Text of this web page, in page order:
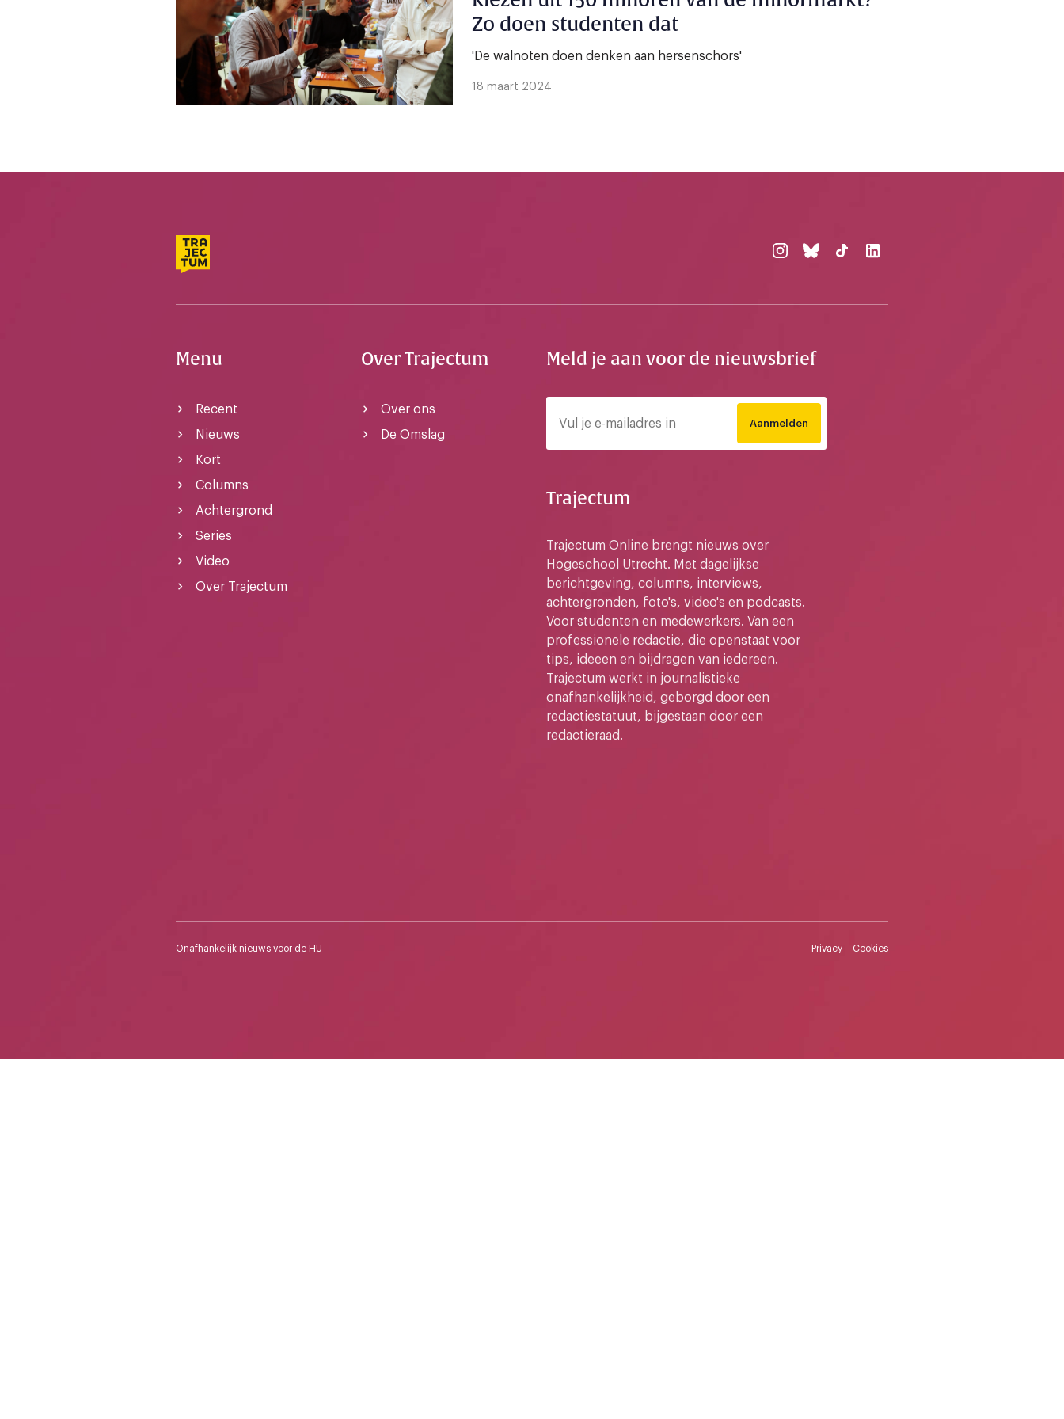
Zo doen studenten dat
'De walnoten doen denken aan hersenschors'
18 maart 2024
Menu
Recent
Nieuws
Kort
Columns
Achtergrond
Series
Video
Over Trajectum
Over Trajectum
Over ons
De Omslag
Meld je aan voor de nieuwsbrief
Aanmelden
Trajectum
Trajectum Online brengt nieuws over
Hogeschool Utrecht. Met dagelijkse
berichtgeving, columns, interviews,
achtergronden, foto's, video's en podcasts.
Voor studenten en medewerkers. Van een
professionele redactie, die openstaat voor
tips, ideeen en bijdragen van iedereen.
Trajectum werkt in journalistieke
onafhankelijkheid, geborgd door een
redactiestatuut, bijgestaan door een
redactieraad.
Onafhankelijk nieuws voor de HU Privacy Cookies